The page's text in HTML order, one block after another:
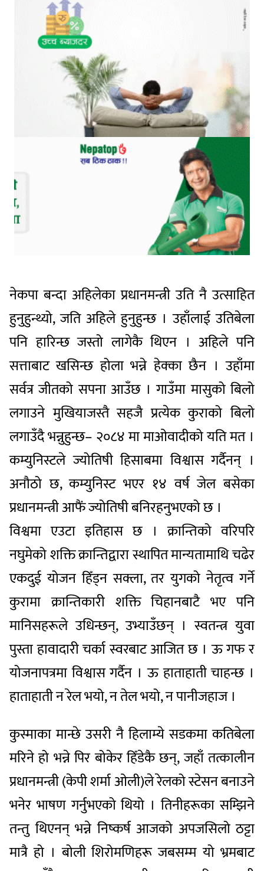
नेकपा बन्दा अहिलेका प्रधानमन्त्री उति नै उत्साहित
हुनुहुन्थ्यो, जति अहिले हुनुहुन्छ । उहाँलाई उतिबेला
पनि हारिन्छ जस्तो लागेकै थिएन । अहिले पनि
सत्ताबाट खसिन्छ होला भन्ने हेक्का छैन । उहाँमा
सर्वत्र जीतको सपना आउँछ । गाउँमा मासुको बिलो
लगाउने मुखियाजस्तै सहजै प्रत्येक कुराको बिलो
लगाउँदै भन्नुहुन्छ– २०८४ मा माओवादीको यति मत ।
कम्युनिस्टले ज्योतिषी हिसाबमा विश्वास गर्दैनन् ।
अनौठो छ, कम्युनिस्ट भएर १४ वर्ष जेल बसेका
प्रधानमन्त्री आफैं ज्योतिषी बनिरहनुभएको छ ।
विश्वमा एउटा इतिहास छ । क्रान्तिको वरिपरि
नघुमेको शक्ति क्रान्तिद्वारा स्थापित मान्यतामाथि चढेर
एकदुई योजन हिँड्न सक्ला, तर युगको नेतृत्व गर्ने
कुरामा क्रान्तिकारी शक्ति चिहानबाटै भए पनि
मानिसहरूले उधिन्छन्, उभ्याउँछन् । स्वतन्त्र युवा
पुस्ता हावादारी चर्का स्वरबाट आजित छ । ऊ गफ र
योजनापत्रमा विश्वास गर्दैन । ऊ हाताहाती चाहन्छ ।
हाताहाती न रेल भयो, न तेल भयो, न पानीजहाज ।
कुस्माका मान्छे उसरी नै हिलाम्ये सडकमा कतिबेला
मरिने हो भन्ने पिर बोकेर हिँडेकै छन्, जहाँ तत्कालीन
प्रधानमन्त्री (केपी शर्मा ओली)ले रेलको स्टेसन बनाउने
भनेर भाषण गर्नुभएको थियो । तिनीहरूका सम्झिने
तन्तु थिएनन् भन्ने निष्कर्ष आजको अपजसिलो ठट्टा
मात्रै हो । बोली शिरोमणिहरू जबसम्म यो भ्रमबाट